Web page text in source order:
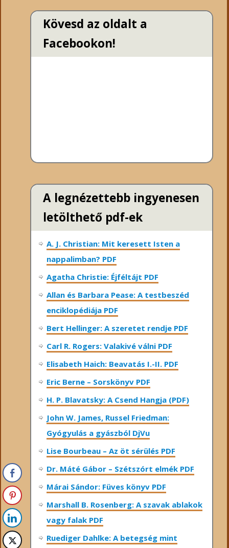
Kövesd az oldalt a
Facebookon!
A legnézettebb ingyenesen
letölthető pdf-ek
A. J. Christian: Mit keresett Isten a
nappalimban? PDF
Agatha Christie: Éjféltájt PDF
Allan és Barbara Pease: A testbeszéd
enciklopédiája PDF
Bert Hellinger: A ​szeretet rendje PDF
Carl R. Rogers: Valakivé válni PDF
Elisabeth Haich: Beavatás I.-II. PDF
Eric Berne – Sorskönyv PDF
H. P. Blavatsky: A Csend Hangja (PDF)
John W. James, Russel Friedman:
Gyógyulás a gyászból DjVu
Lise Bourbeau – Az öt sérülés PDF
Dr. Máté Gábor – Szétszórt elmék PDF
Márai Sándor: Füves könyv PDF
Marshall B. Rosenberg: A szavak ablakok
vagy falak PDF
Ruediger Dahlke: A betegség mint